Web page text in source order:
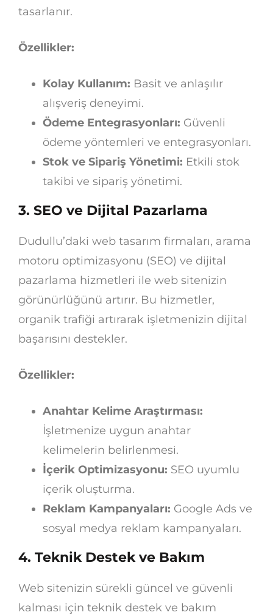
tasarlanır.
Özellikler:
Kolay Kullanım: Basit ve anlaşılır
alışveriş deneyimi.
Ödeme Entegrasyonları: Güvenli
ödeme yöntemleri ve entegrasyonları.
Stok ve Sipariş Yönetimi: Etkili stok
takibi ve sipariş yönetimi.
3. SEO ve Dijital Pazarlama
Dudullu’daki web tasarım firmaları, arama
motoru optimizasyonu (SEO) ve dijital
pazarlama hizmetleri ile web sitenizin
görünürlüğünü artırır. Bu hizmetler,
organik trafiği artırarak işletmenizin dijital
başarısını destekler.
Özellikler:
Anahtar Kelime Araştırması:
İşletmenize uygun anahtar
kelimelerin belirlenmesi.
İçerik Optimizasyonu: SEO uyumlu
içerik oluşturma.
Reklam Kampanyaları: Google Ads ve
sosyal medya reklam kampanyaları.
4. Teknik Destek ve Bakım
Web sitenizin sürekli güncel ve güvenli
kalması için teknik destek ve bakım